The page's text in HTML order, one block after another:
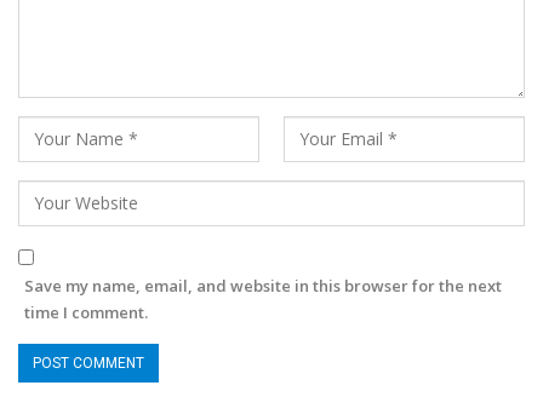
Save my name, email, and website in this browser for the next
time I comment.